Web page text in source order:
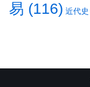
易 (116) 近代史